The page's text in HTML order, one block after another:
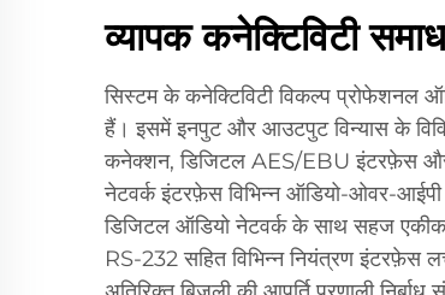
व्यापक कनेक्टिविटी
सिस्टम के कनेक्टिविटी विकल्प प्रोफेशनल
हैं। इसमें इनपुट और आउटपुट विन्यास के
कनेक्शन, डिजिटल AES/EBU इंटरफ़ेस और
नेटवर्क इंटरफ़ेस विभिन्न ऑडियो-ओवर-
डिजिटल ऑडियो नेटवर्क के साथ सहज
RS-232 सहित विभिन्न नियंत्रण इंटरफ़ेस